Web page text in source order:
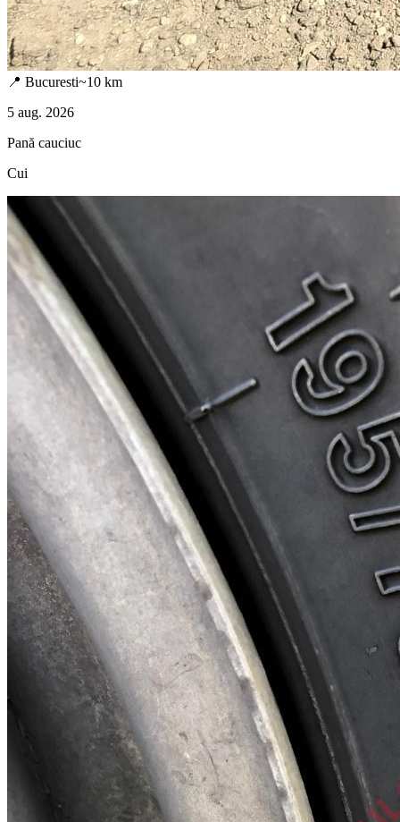
📍 Bucuresti~10 km
5 aug. 2026
Pană cauciuc
Cui